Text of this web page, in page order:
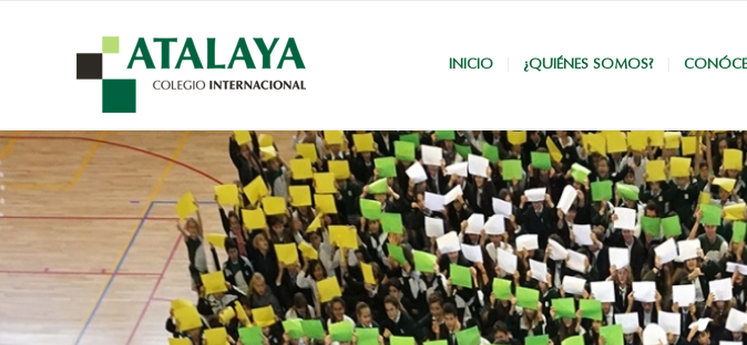
INICIO ¿QUIÉNES SOMOS?